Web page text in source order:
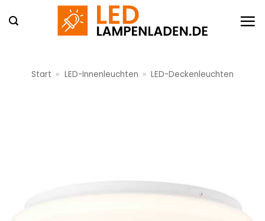
Inhalt
Start » LED-Innenleuchten » LED-Deckenleuchten